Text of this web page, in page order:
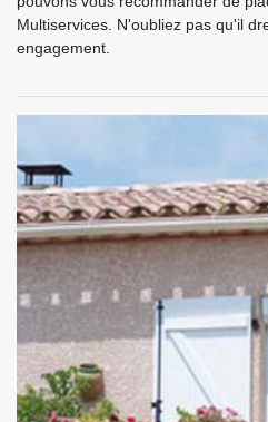
Multiservices. N'oubliez pas qu'il
engagement.